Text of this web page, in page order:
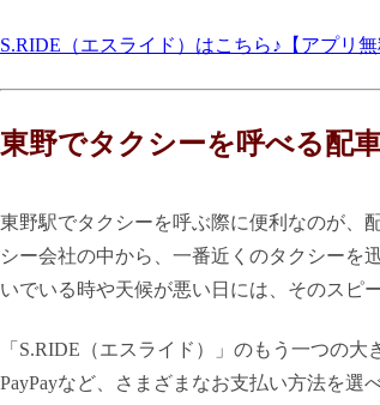
S.RIDE（エスライド）はこちら♪【アプリ無
東野でタクシーを呼べる配
東野駅でタクシーを呼ぶ際に便利なのが、
シー会社の中から、一番近くのタクシーを
いでいる時や天候が悪い日には、そのスピ
「S.RIDE（エスライド）」のもう一つの
PayPayなど、さまざまなお支払い方法を